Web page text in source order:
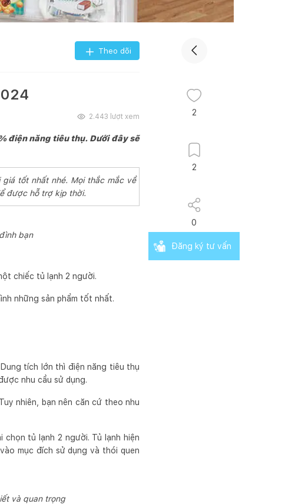
Theo dõi
2.443 lượt xem
điện năng tiêu thụ. Dưới đây sẽ
tốt nhất nhé. Mọi thắc mắc về
được hỗ trợ kịp thời.
bạn
chiếc tủ lạnh 2 người.
những sản phẩm tốt nhất.
tích lớn thì điện năng tiêu thụ
nhu cầu sử dụng.
nhiên, bạn nên căn cứ theo nhu
tủ lạnh 2 người. Tủ lạnh hiện
mục đích sử dụng và thói quen
và quan trọng
2
2
0
Đăng ký tư vấn